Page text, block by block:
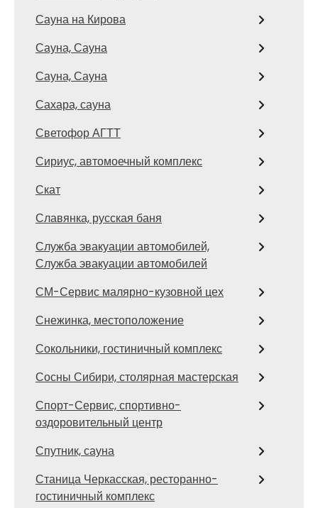
Сауна на Кирова
Сауна, Сауна
Сауна, Сауна
Сахара, сауна
Светофор АГТТ
Сириус, автомоечный комплекс
Скат
Славянка, русская баня
Служба эвакуации автомобилей,
Служба эвакуации автомобилей
СМ-Сервис малярно-кузовной цех
Снежинка, местоположение
Сокольники, гостиничный комплекс
Сосны Сибири, столярная мастерская
Спорт-Сервис, спортивно-
оздоровительный центр
Спутник, сауна
Станица Черкасская, ресторанно-
гостиничный комплекс